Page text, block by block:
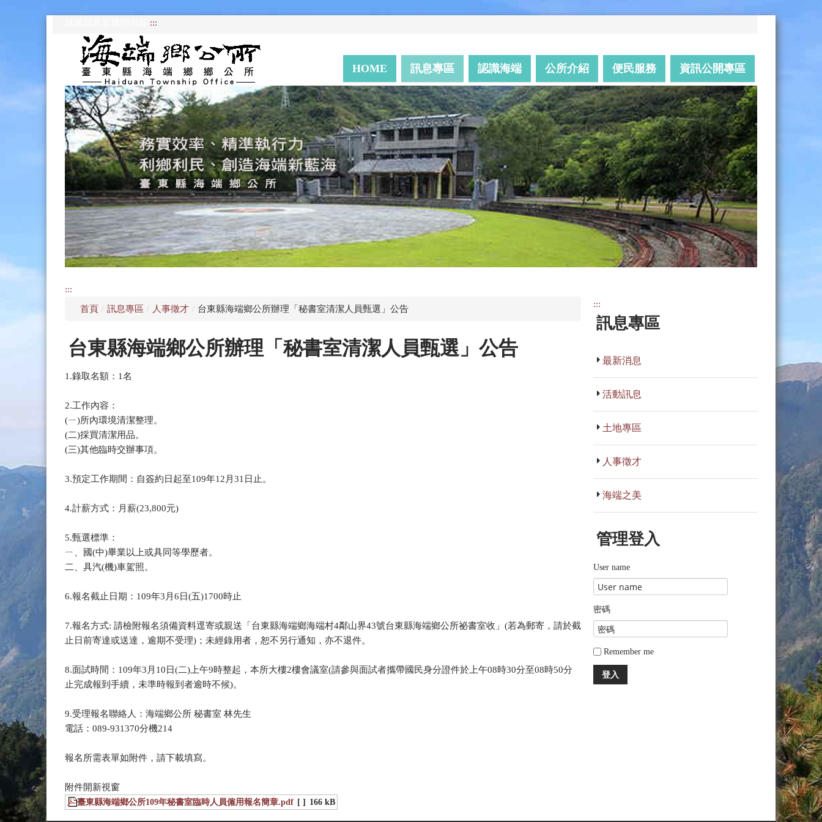
:::
HOME 訊息專區 認識海端 公所介紹 便民服務 資訊公開專區
:::
首頁 / 訊息專區 / 人事徵才 / 台東縣海端鄉公所辦理「秘書室清潔人員甄選」公告
台東縣海端鄉公所辦理「秘書室清潔人員甄選」公告
1.錄取名額：1名
2.工作內容：
(ㄧ)所內環境清潔整理。
(二)採買清潔用品。
(三)其他臨時交辦事項。
3.預定工作期間：自簽約日起至109年12月31日止。
4.計薪方式：月薪(23,800元)
5.甄選標準：
ㄧ、國(中)畢業以上或具同等學歷者。
二、具汽(機)車駕照。
6.報名截止日期：109年3月6日(五)1700時止
7.報名方式: 請檢附報名須備資料逕寄或親送「台東縣海端鄉海端村4鄰山界43號台東縣海端鄉公所祕書室收」(若為郵寄，請於截
止日前寄達或送達，逾期不受理)；未經錄用者，恕不另行通知，亦不退件。
8.面試時間：109年3月10日(二)上午9時整起，本所大樓2樓會議室(請參與面試者攜帶國民身分證件於上午08時30分至08時50分
止完成報到手續，未準時報到者逾時不候)。
9.受理報名聯絡人：海端鄉公所 秘書室 林先生
電話：089-931370分機214
報名所需表單如附件，請下載填寫。
附件開新視窗
臺東縣海端鄉公所109年秘書室臨時人員僱用報名簡章.pdf [ ] 166 kB
:::
訊息專區
最新消息
活動訊息
土地專區
人事徵才
海端之美
管理登入
User name
密碼
Remember me
登入